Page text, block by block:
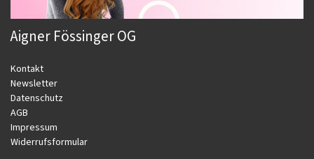
Aigner Fössinger OG
Kontakt
Newsletter
Datenschutz
AGB
Impressum
Widerrufsformular